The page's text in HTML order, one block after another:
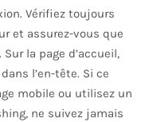
Vérifiez toujours
et assurez-vous que
la page d’accueil,
l’en-tête. Si ce
mobile ou utilisez un
ne suivez jamais